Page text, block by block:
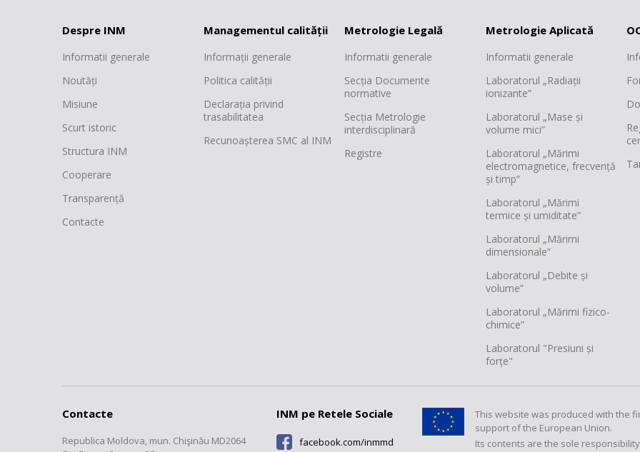
Despre INM
Informatii generale
Noutăți
Misiune
Scurt istoric
Structura INM
Cooperare
Transparență
Contacte
Managementul calității
Informații generale
Politica calității
Declarația privind
trasabilitatea
Recunoașterea SMC al INM
Metrologie Legală
Informatii generale
Secția Documente
normative
Secția Metrologie
interdisciplinară
Registre
Metrologie Aplicată
Informatii generale
Laboratorul „Radiații
ionizante”
Laboratorul „Mase și
volume mici”
Laboratorul „Mărimi
electromagnetice, frecvență
și timp”
Laboratorul „Mărimi
termice și umiditate”
Laboratorul „Mărimi
dimensionale”
Laboratorul „Debite și
volume”
Laboratorul „Mărimi fizico-
chimice”
Laboratorul "Presiuni și
forțe"
Contacte
Republica Moldova, mun. Chişinău MD2064
INM pe Retele Sociale
facebook.com/inmmd
This website was produced with the
support of the European Union.
Its contents are the sole